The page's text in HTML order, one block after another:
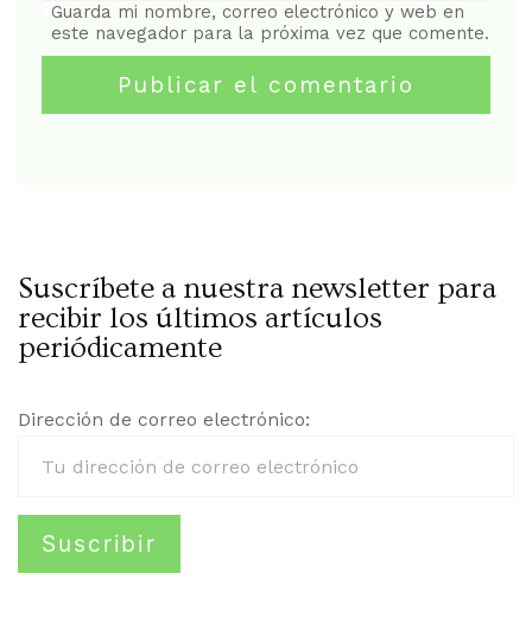
Guarda mi nombre, correo electrónico y web en
este navegador para la próxima vez que comente.
Suscríbete a nuestra newsletter para
recibir los últimos artículos
periódicamente
Dirección de correo electrónico: